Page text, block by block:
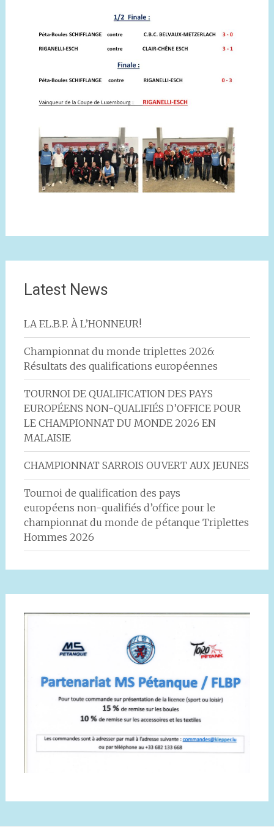
Latest News
LA F.L.B.P. À L’HONNEUR!
Championnat du monde triplettes 2026:
Résultats des qualifications européennes
TOURNOI DE QUALIFICATION DES PAYS
EUROPÉENS NON-QUALIFIÉS D’OFFICE POUR
LE CHAMPIONNAT DU MONDE 2026 EN
MALAISIE
CHAMPIONNAT SARROIS OUVERT AUX JEUNES
Tournoi de qualification des pays
européens non-qualifiés d’office pour le
championnat du monde de pétanque Triplettes
Hommes 2026